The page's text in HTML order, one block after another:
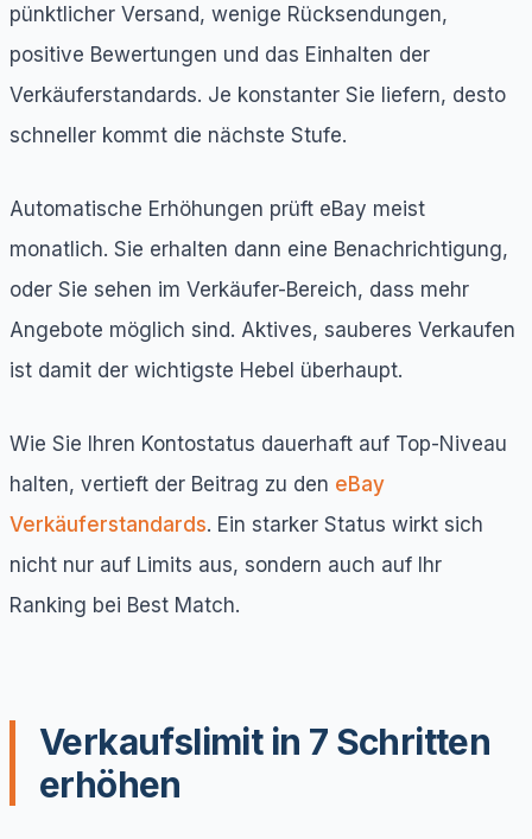
pünktlicher Versand, wenige Rücksendungen,
positive Bewertungen und das Einhalten der
Verkäuferstandards. Je konstanter Sie liefern, desto
schneller kommt die nächste Stufe.
Automatische Erhöhungen prüft eBay meist
monatlich. Sie erhalten dann eine Benachrichtigung,
oder Sie sehen im Verkäufer-Bereich, dass mehr
Angebote möglich sind. Aktives, sauberes Verkaufen
ist damit der wichtigste Hebel überhaupt.
Wie Sie Ihren Kontostatus dauerhaft auf Top-Niveau
halten, vertieft der Beitrag zu den eBay
Verkäuferstandards. Ein starker Status wirkt sich
nicht nur auf Limits aus, sondern auch auf Ihr
Ranking bei Best Match.
Verkaufslimit in 7 Schritten
erhöhen